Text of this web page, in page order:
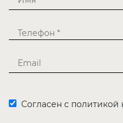
Согласен с